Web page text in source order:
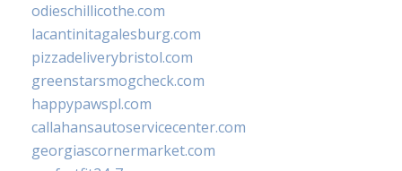
odieschillicothe.com
lacantinitagalesburg.com
pizzadeliverybristol.com
greenstarsmogcheck.com
happypawspl.com
callahansautoservicecenter.com
georgiascornermarket.com